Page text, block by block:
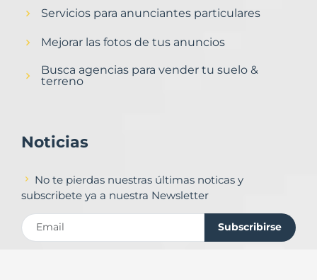
Servicios para anunciantes particulares
Mejorar las fotos de tus anuncios
Busca agencias para vender tu suelo &
terreno
Noticias
No te pierdas nuestras últimas noticas y
subscribete ya a nuestra Newsletter
Subscribirse